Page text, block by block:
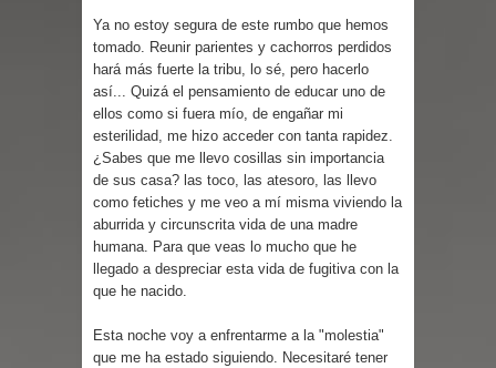
Parte 02: Vuelve el Hijo Prodigo
Parte 03: Reflexiones
Ya no estoy segura de este rumbo que hemos
tomado. Reunir parientes y cachorros perdidos
hará más fuerte la tribu, lo sé, pero hacerlo
así... Quizá el pensamiento de educar uno de
ellos como si fuera mío, de engañar mi
esterilidad, me hizo acceder con tanta rapidez.
¿Sabes que me llevo cosillas sin importancia
de sus casa? las toco, las atesoro, las llevo
como fetiches y me veo a mí misma viviendo la
aburrida y circunscrita vida de una madre
humana. Para que veas lo mucho que he
llegado a despreciar esta vida de fugitiva con la
que he nacido.
Esta noche voy a enfrentarme a la "molestia"
que me ha estado siguiendo. Necesitaré tener